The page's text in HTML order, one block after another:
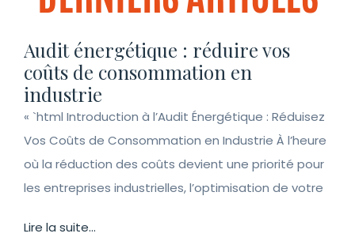
Audit énergétique : réduire vos
coûts de consommation en
industrie
« `html Introduction à l’Audit Énergétique : Réduisez
Vos Coûts de Consommation en Industrie À l’heure
où la réduction des coûts devient une priorité pour
les entreprises industrielles, l’optimisation de votre
Lire la suite...